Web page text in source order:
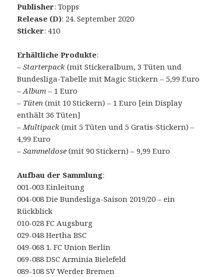
Publisher: Topps
Release (D): 24. September 2020
Sticker: 410
Erhältliche Produkte:
–Starterpack (mit Stickeralbum, 3 Tüten und
Bundesliga-Tabelle mit Magic Stickern – 5,99 Euro
–Album – 1 Euro
– Tüten (mit 10 Stickern) – 1 Euro [ein Display
enthält 36 Tüten]
– Multipack (mit 5 Tüten und 5 Gratis-Stickern) –
4,99 Euro
–Sammeldose (mit 90 Stickern) – 9,99 Euro
Aufbau der Sammlung:
001-003 Einleitung
004-008 Die Bundesliga-Saison 2019/20 – ein
Rückblick
010-028 FC Augsburg
029-048 Hertha BSC
049-068 1. FC Union Berlin
069-088 DSC Arminia Bielefeld
089-108 SV Werder Bremen